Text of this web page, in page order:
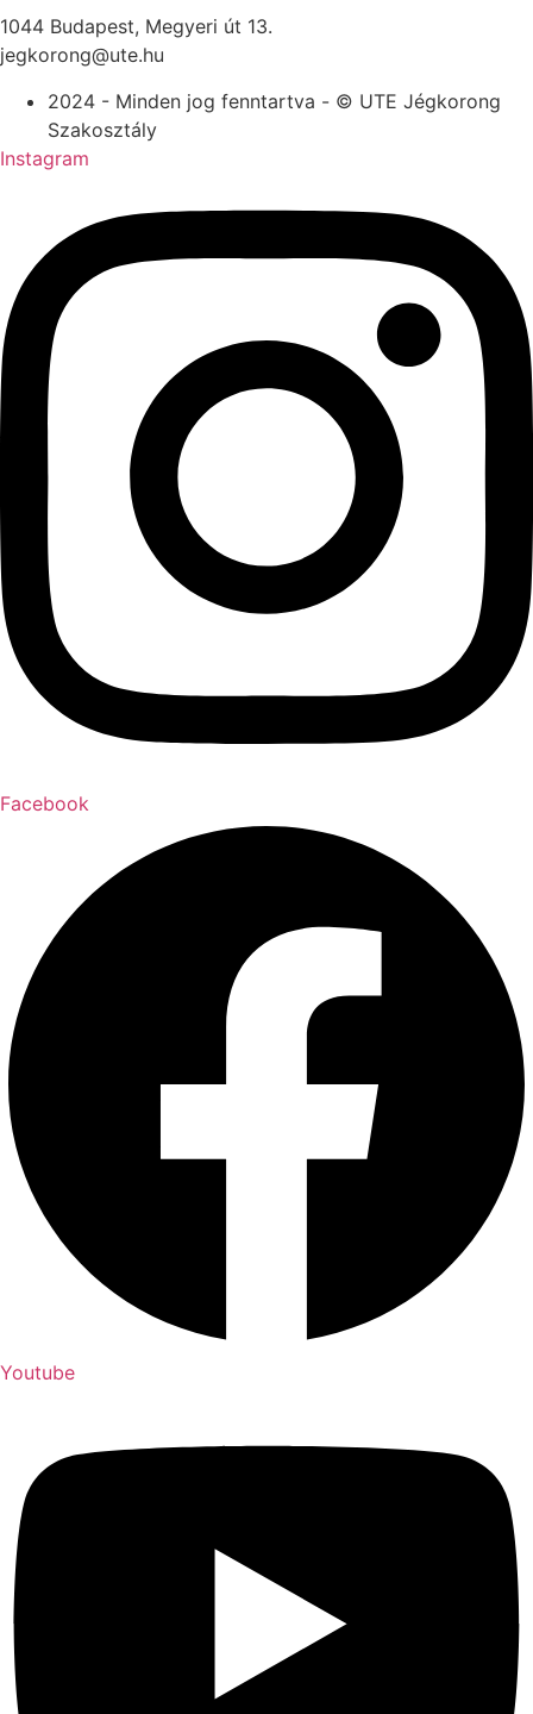
1044 Budapest, Megyeri út 13.
jegkorong@ute.hu
2024 - Minden jog fenntartva - © UTE Jégkorong
Szakosztály
Instagram
Facebook
Youtube